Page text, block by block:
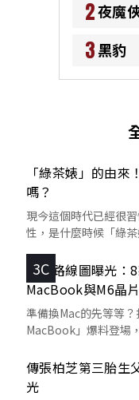
2夜魔
3黑豹
「綠茶婊」的由
嗎？
現今這個時代已經很
性，是什麼時候「綠
3C
蘋果路線圖曝光
MacBook與M6晶
準備換Mac的先等等
MacBook」爆料登場
傳張柏芝第三胎生
光